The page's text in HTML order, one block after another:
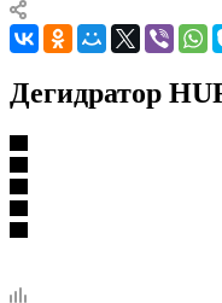
Дегидратор